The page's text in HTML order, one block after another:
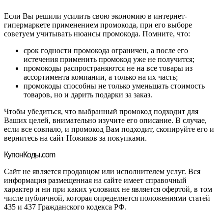
Если Вы решили усилить свою экономию в интернет-
гипермаркете применением промокода, при его выборе
советуем учитывать нюансы промокода. Помните, что:
срок годности промокода ограничен, а после его
истечения применить промокод уже не получится;
промокоды распространяются не на все товары из
ассортимента компании, а только на их часть;
промокоды способны не только уменьшать стоимость
товаров, но и дарить подарки за заказ.
Чтобы убедиться, что выбранный промокод подходит для
Ваших целей, внимательно изучите его описание. В случае,
если все совпало, и промокод Вам подходит, скопируйте его и
вернитесь на сайт Ножиков за покупками.
КупонКоды.com
Сайт не является продавцом или исполнителем услуг. Вся
информация размещенная на сайте имеет справочный
характер и ни при каких условиях не является офертой, в том
числе публичной, которая определяется положениями статей
435 и 437 Гражданского кодекса РФ.